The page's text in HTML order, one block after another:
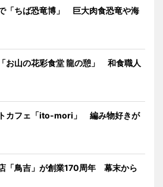
「ちば恐竜博」 巨大肉食恐竜や海
お山の花彩食堂 龍の憩」 和食職人
カフェ「ito-mori」 編み物好きが
「鳥吉」が創業170周年 幕末から